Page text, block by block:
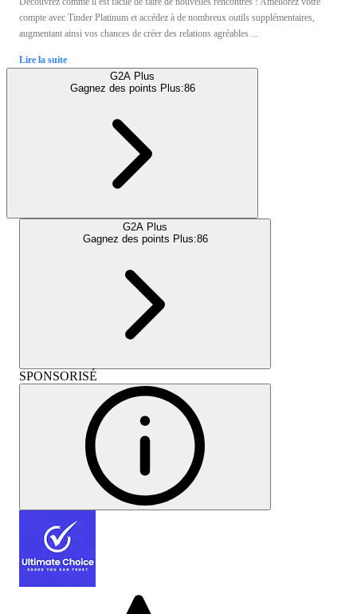
compte avec Tinder Platinum et accédez à de nombreux outils supplémentaires,
augmentant ainsi vos chances de créer des relations agréables ...
Lire la suite
G2A Plus
Gagnez des points Plus:86
G2A Plus
Gagnez des points Plus:86
SPONSORISÉ